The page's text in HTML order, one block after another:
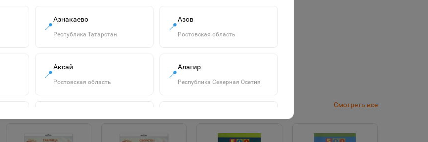
📍
Азнакаево
Республика Татарстан
📍
Азов
Ростовская область
📍
Аксай
Ростовская область
📍
Алагир
Республика Северная Осетия
📍 📍
напитки
115р.
Смотреть все